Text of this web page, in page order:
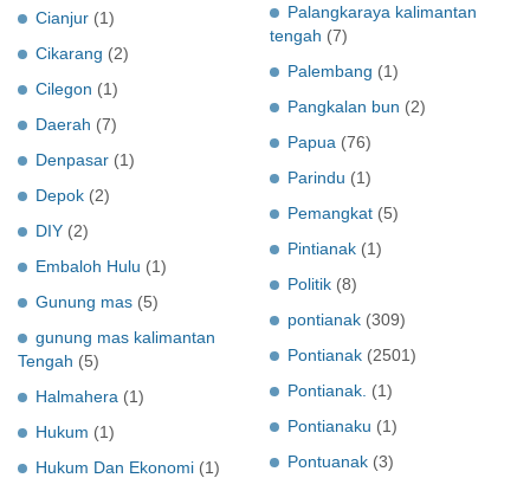
Cianjur (1)
Cikarang (2)
Cilegon (1)
Daerah (7)
Denpasar (1)
Depok (2)
DIY (2)
Embaloh Hulu (1)
Gunung mas (5)
gunung mas kalimantan
Tengah (5)
Halmahera (1)
Hukum (1)
Hukum Dan Ekonomi (1)
Palangkaraya kalimantan
tengah (7)
Palembang (1)
Pangkalan bun (2)
Papua (76)
Parindu (1)
Pemangkat (5)
Pintianak (1)
Politik (8)
pontianak (309)
Pontianak (2501)
Pontianak. (1)
Pontianaku (1)
Pontuanak (3)